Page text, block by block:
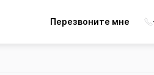
Перезвоните мне